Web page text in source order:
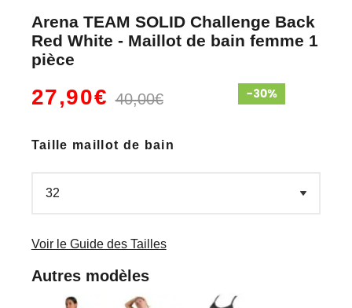
Arena TEAM SOLID Challenge Back
Red White - Maillot de bain femme 1
pièce
27,90€40,00€
Taille maillot de bain
Voir le Guide des Tailles
Autres modèles